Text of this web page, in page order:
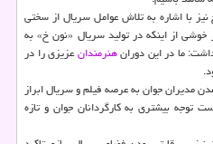
نیز با اشاره به تلاش عوامل سریال از سختی
از اینکه در تولید سریال «نون خ» به
ما در این دورانهنرمندانعزیزی را در
مدیران جوان به عرصه فیلم و سریال ابراز
توجه بیشتری به کارگردانان جوان و تازه